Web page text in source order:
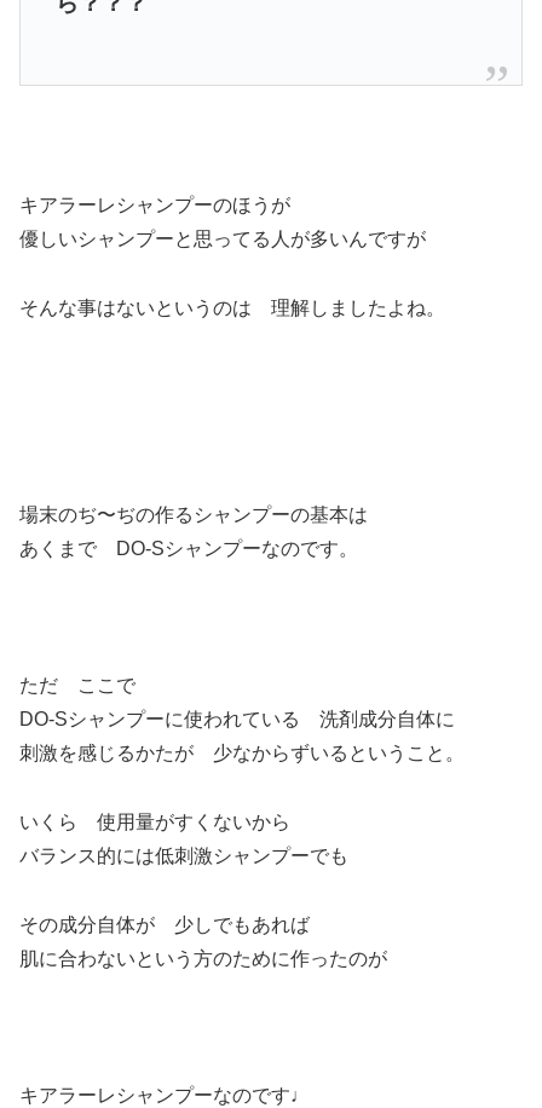
キアラーレシャンプーのほうが
優しいシャンプーと思ってる人が多いんですが
そんな事はないというのは 理解しましたよね。
場末のぢ〜ぢの作るシャンプーの基本は
あくまで DO-Sシャンプーなのです。
ただ ここで
DO-Sシャンプーに使われている 洗剤成分自体に
刺激を感じるかたが 少なからずいるということ。
いくら 使用量がすくないから
バランス的には低刺激シャンプーでも
その成分自体が 少しでもあれば
肌に合わないという方のために作ったのが
キアラーレシャンプーなのです♩